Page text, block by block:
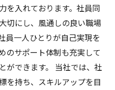
を入れております。社員同
切にし、風通しの良い職場
員一人ひとりが自己実現を
のサポート体制も充実して
ができます。 当社では、社
を持ち、スキルアップを目